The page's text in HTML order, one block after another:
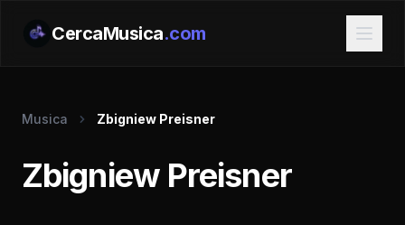
CercaMusica.com
Musica Zbigniew Preisner
Zbigniew Preisner